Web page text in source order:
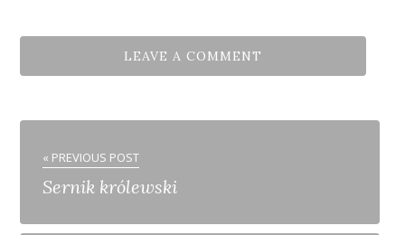
« PREVIOUS POST
Sernik królewski